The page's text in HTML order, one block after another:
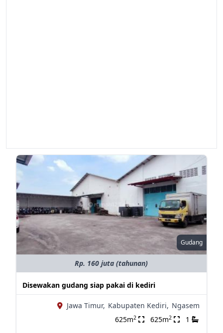
Gudang
Rp. 160 juta (tahunan)
Disewakan gudang siap pakai di kediri
Jawa Timur, Kabupaten Kediri, Ngasem
625m2 625m2 1